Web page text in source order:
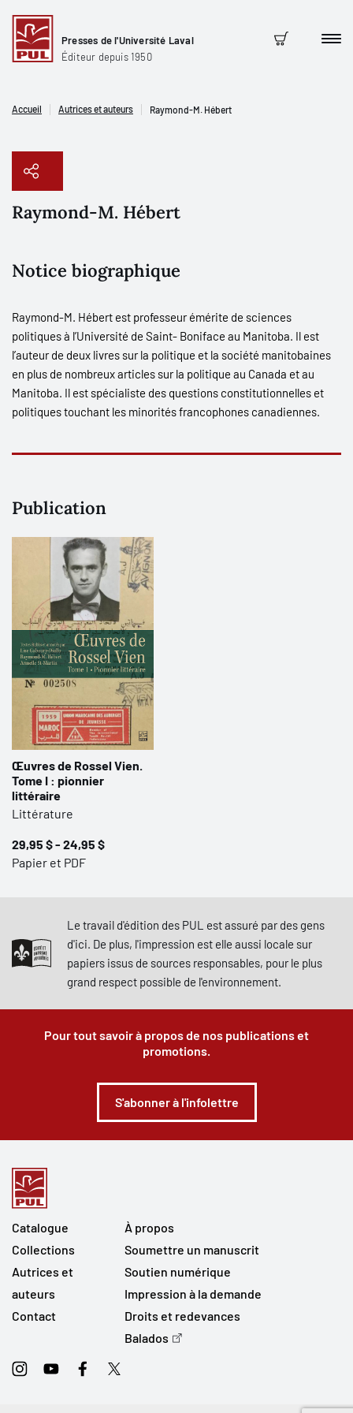
Presses de l'Université Laval
Éditeur depuis 1950
Panier
Accueil Autrices et auteurs Raymond-M. Hébert
Raymond-M. Hébert
Notice biographique
Raymond-M. Hébert est professeur émérite de sciences
politiques à l’Université de Saint- Boniface au Manitoba. Il est
l’auteur de deux livres sur la politique et la société manitobaines
en plus de nombreux articles sur la politique au Canada et au
Manitoba. Il est spécialiste des questions constitutionnelles et
politiques touchant les minorités francophones canadiennes.
Publication
Œuvres de Rossel Vien.
Tome I : pionnier
littéraire
Littérature
29,95 $ - 24,95 $
Papier et PDF
Le travail d'édition des PUL est assuré par des gens
d'ici. De plus, l'impression est elle aussi locale sur
papiers issus de sources responsables, pour le plus
grand respect possible de l'environnement.
Pour tout savoir à propos de nos publications et
promotions.
S'abonner à l'infolettre
Catalogue
Collections
Autrices et
auteurs
Contact
À propos
Soumettre un manuscrit
Soutien numérique
Impression à la demande
Droits et redevances
Balados
InstagramYoutubeFacebookTwitter